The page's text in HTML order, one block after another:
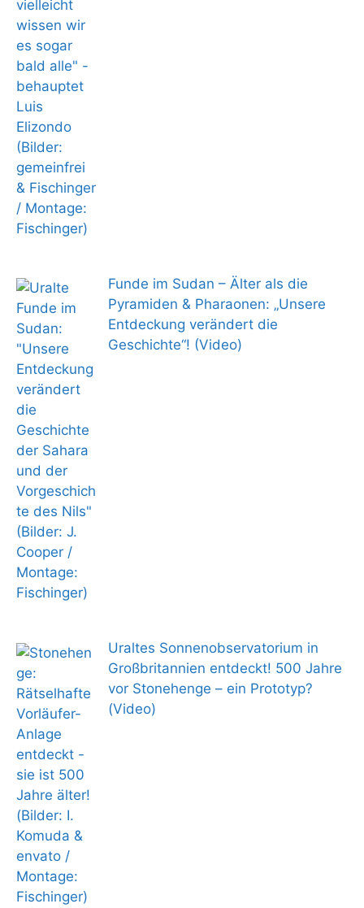
Funde im Sudan – Älter als die
Pyramiden & Pharaonen: „Unsere
Entdeckung verändert die
Geschichte“! (Video)
Uraltes Sonnenobservatorium in
Großbritannien entdeckt! 500 Jahre
vor Stonehenge – ein Prototyp?
(Video)